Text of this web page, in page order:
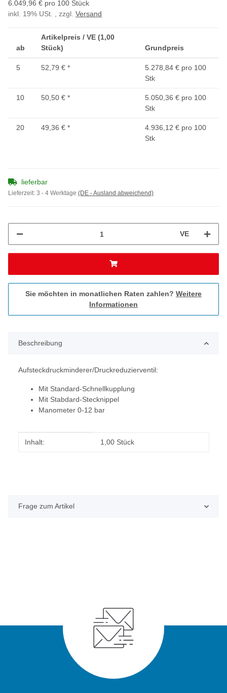
6.049,96 € pro 100 Stück
inkl. 19% USt. , zzgl. Versand
ab
Artikelpreis / VE (1,00
Stück)
Grundpreis
5 52,79 € *
5.278,84 € pro 100
Stk
10 50,50 € *
5.050,36 € pro 100
Stk
20 49,36 € *
4.936,12 € pro 100
Stk
lieferbar
Lieferzeit: 3 - 4 Werktage (DE - Ausland abweichend)
VE
Sie möchten in monatlichen Raten zahlen? Weitere
Informationen
Beschreibung
Aufsteckdruckminderer/Druckreduzierventil:
Mit Standard-Schnellkupplung
Mit Stabdard-Stecknippel
Manometer 0-12 bar
Produkteigenschaft
Wert
Inhalt: 1,00 Stück
Frage zum Artikel